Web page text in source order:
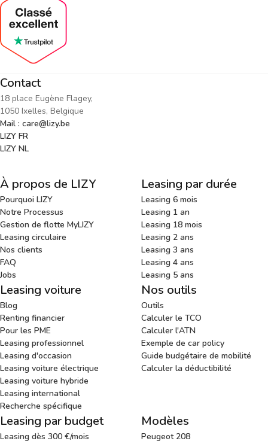
Contact
18 place Eugène Flagey,
1050 Ixelles, Belgique
Mail : care@lizy.be
LIZY FR
LIZY NL
À propos de LIZY
Pourquoi LIZY
Notre Processus
Gestion de flotte MyLIZY
Leasing circulaire
Nos clients
FAQ
Jobs
Leasing par durée
Leasing 6 mois
Leasing 1 an
Leasing 18 mois
Leasing 2 ans
Leasing 3 ans
Leasing 4 ans
Leasing 5 ans
Leasing voiture
Blog
Renting financier
Pour les PME
Leasing professionnel
Leasing d'occasion
Leasing voiture électrique
Leasing voiture hybride
Leasing international
Recherche spécifique
Nos outils
Outils
Calculer le TCO
Calculer l'ATN
Exemple de car policy
Guide budgétaire de mobilité
Calculer la déductibilité
Leasing par budget
Leasing dès 300 €/mois
Modèles
Peugeot 208